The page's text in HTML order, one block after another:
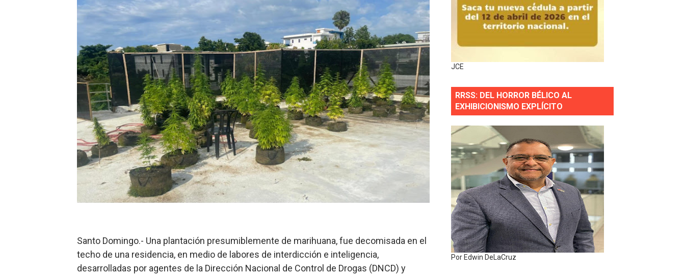
Respuesta oportuna de Propeep permite a familia de La Cuaba recuperar su hogar tras incendio
Juramentan a Angelina Biviana Riveiro como nueva vicepresidenta ejecutiva de Fiduciaria Reservas.
DIGEIG y Liga Municipal Dominicana impulsan metas de transparencia
Tribunal Superior Administrativo anula permisos urbanísticos del proyecto Everest Tower en Piantini
JCE flexibiliza renovación de cédula: adiós al orden por mes de nacimiento en municipios pequeños
Tejada destaca que la Autopista del Ámbar fortalecerá el desarrollo económico y la seguridad vial en la región Norte
Nuevo Código Penal incorpora delitos tecnológicos, financieros y nuevas herramientas para combatir el crimen organizado, fortaleciendo la
SNS y el SRSO actualizan Manual de Comunicación Interna y Externa para fortalecer gestión comunicacional en salud
Osiris de León responde a Roberto Tineo y a Yeisy por sus críticas destempladas sobre Presa de Guaiguí: "Es ignorancia supina"
Operativo interagencial frena delitos ambientales y recupera terrenos en zonas protegidas del país
-Propeep y Gestión Presidencial encabezan entrega compensación a comerciantes impactados por la obra vial, en cumplimiento de un
Santo Domingo.- Una plantación presumiblemente de marihuana, fue decomisada en el
techo de una residencia, en medio de labores de interdicción e inteligencia,
desarrolladas por agentes de la Dirección Nacional de Control de Drogas (DNCD) y
JCE
RRSS: DEL HORROR BÉLICO AL
EXHIBICIONISMO EXPLÍCITO
Por Edwin DeLaCruz